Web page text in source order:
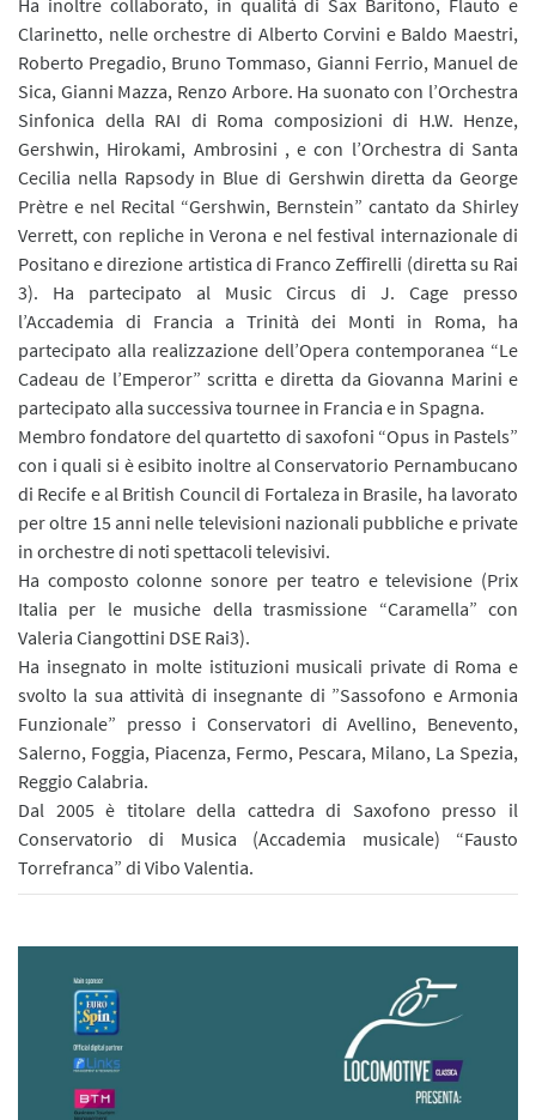
Clarinetto, nelle orchestre di Alberto Corvini e Baldo Maestri,
Roberto Pregadio, Bruno Tommaso, Gianni Ferrio, Manuel de
Sica, Gianni Mazza, Renzo Arbore. Ha suonato con l’Orchestra
Sinfonica della RAI di Roma composizioni di H.W. Henze,
Gershwin, Hirokami, Ambrosini , e con l’Orchestra di Santa
Cecilia nella Rapsody in Blue di Gershwin diretta da George
Prètre e nel Recital “Gershwin, Bernstein” cantato da Shirley
Verrett, con repliche in Verona e nel festival internazionale di
Positano e direzione artistica di Franco Zeffirelli (diretta su Rai
3). Ha partecipato al Music Circus di J. Cage presso
l’Accademia di Francia a Trinità dei Monti in Roma, ha
partecipato alla realizzazione dell’Opera contemporanea “Le
Cadeau de l’Emperor” scritta e diretta da Giovanna Marini e
partecipato alla successiva tournee in Francia e in Spagna.
Membro fondatore del quartetto di saxofoni “Opus in Pastels”
con i quali si è esibito inoltre al Conservatorio Pernambucano
di Recife e al British Council di Fortaleza in Brasile, ha lavorato
per oltre 15 anni nelle televisioni nazionali pubbliche e private
in orchestre di noti spettacoli televisivi.
Ha composto colonne sonore per teatro e televisione (Prix
Italia per le musiche della trasmissione “Caramella” con
Valeria Ciangottini DSE Rai3).
Ha insegnato in molte istituzioni musicali private di Roma e
svolto la sua attività di insegnante di ”Sassofono e Armonia
Funzionale” presso i Conservatori di Avellino, Benevento,
Salerno, Foggia, Piacenza, Fermo, Pescara, Milano, La Spezia,
Reggio Calabria.
Dal 2005 è titolare della cattedra di Saxofono presso il
Conservatorio di Musica (Accademia musicale) “Fausto
Torrefranca” di Vibo Valentia.